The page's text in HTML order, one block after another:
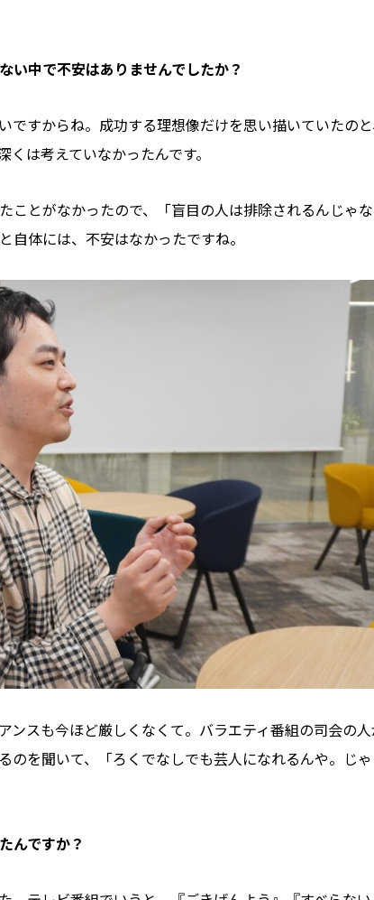
い中で不安はありませんでしたか？
ですからね。成功する理想像だけを思い描いていたの
は考えていなかったんです。
ことがなかったので、「盲目の人は排除されるんじゃ
体には、不安はなかったですね。
ンスも今ほど厳しくなくて。バラエティ番組の司会の
のを聞いて、「ろくでなしでも芸人になれるんや。じゃ
んですか？